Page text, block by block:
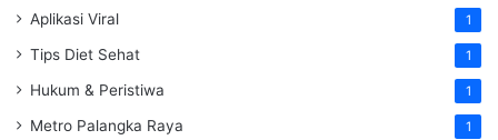
Aplikasi Viral 1
Tips Diet Sehat 1
Hukum & Peristiwa 1
Metro Palangka Raya 1